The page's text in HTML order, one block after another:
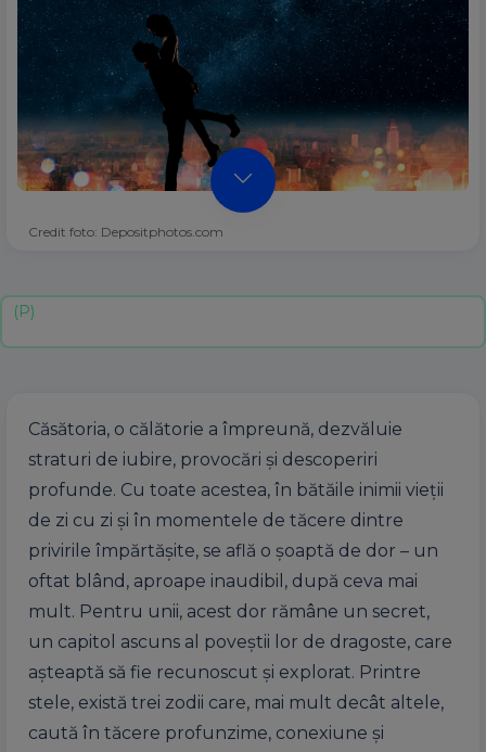
Credit foto: Depositphotos.com
Căsătoria, o călătorie a împreună, dezvăluie
straturi de iubire, provocări și descoperiri
profunde. Cu toate acestea, în bătăile inimii vieții
de zi cu zi și în momentele de tăcere dintre
privirile împărtășite, se află o șoaptă de dor – un
oftat blând, aproape inaudibil, după ceva mai
mult. Pentru unii, acest dor rămâne un secret,
un capitol ascuns al poveștii lor de dragoste, care
așteaptă să fie recunoscut și explorat. Printre
stele, există trei zodii care, mai mult decât altele,
caută în tăcere profunzime, conexiune și